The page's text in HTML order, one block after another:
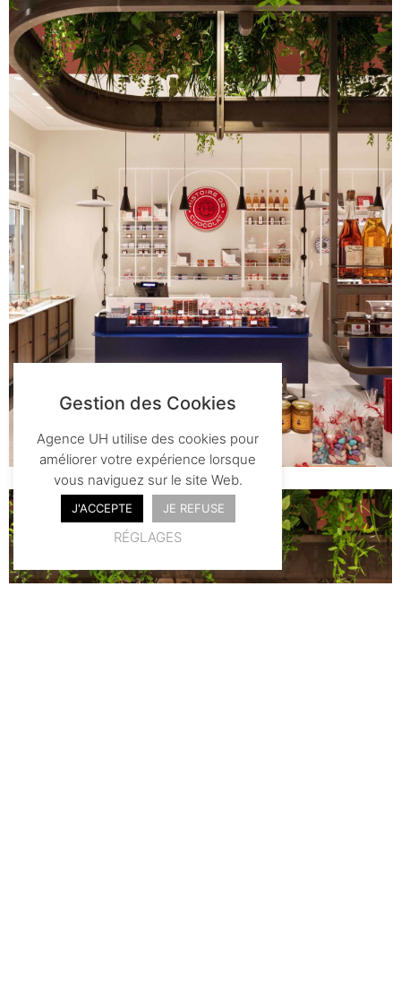
Gestion des Cookies
Agence UH utilise des cookies pour
améliorer votre expérience lorsque
vous naviguez sur le site Web.
J'ACCEPTE JE REFUSE
RÉGLAGES